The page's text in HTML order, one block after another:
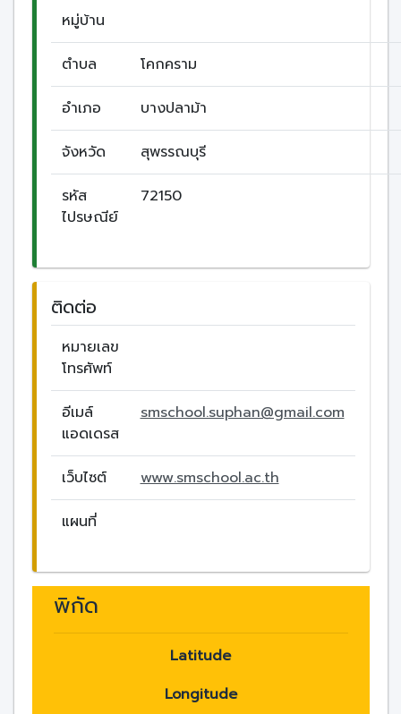
หมู่บ้าน
ตำบล โคกคราม
อำเภอ บางปลาม้า
จังหวัด สุพรรณบุรี
รหัส
ไปรษณีย์
72150
ติดต่อ
หมายเลข
โทรศัพท์
อีเมล์
แอดเดรส
smschool.suphan@gmail.com
เว็บไซต์ www.smschool.ac.th
แผนที่
พิกัด
Latitude
Longitude